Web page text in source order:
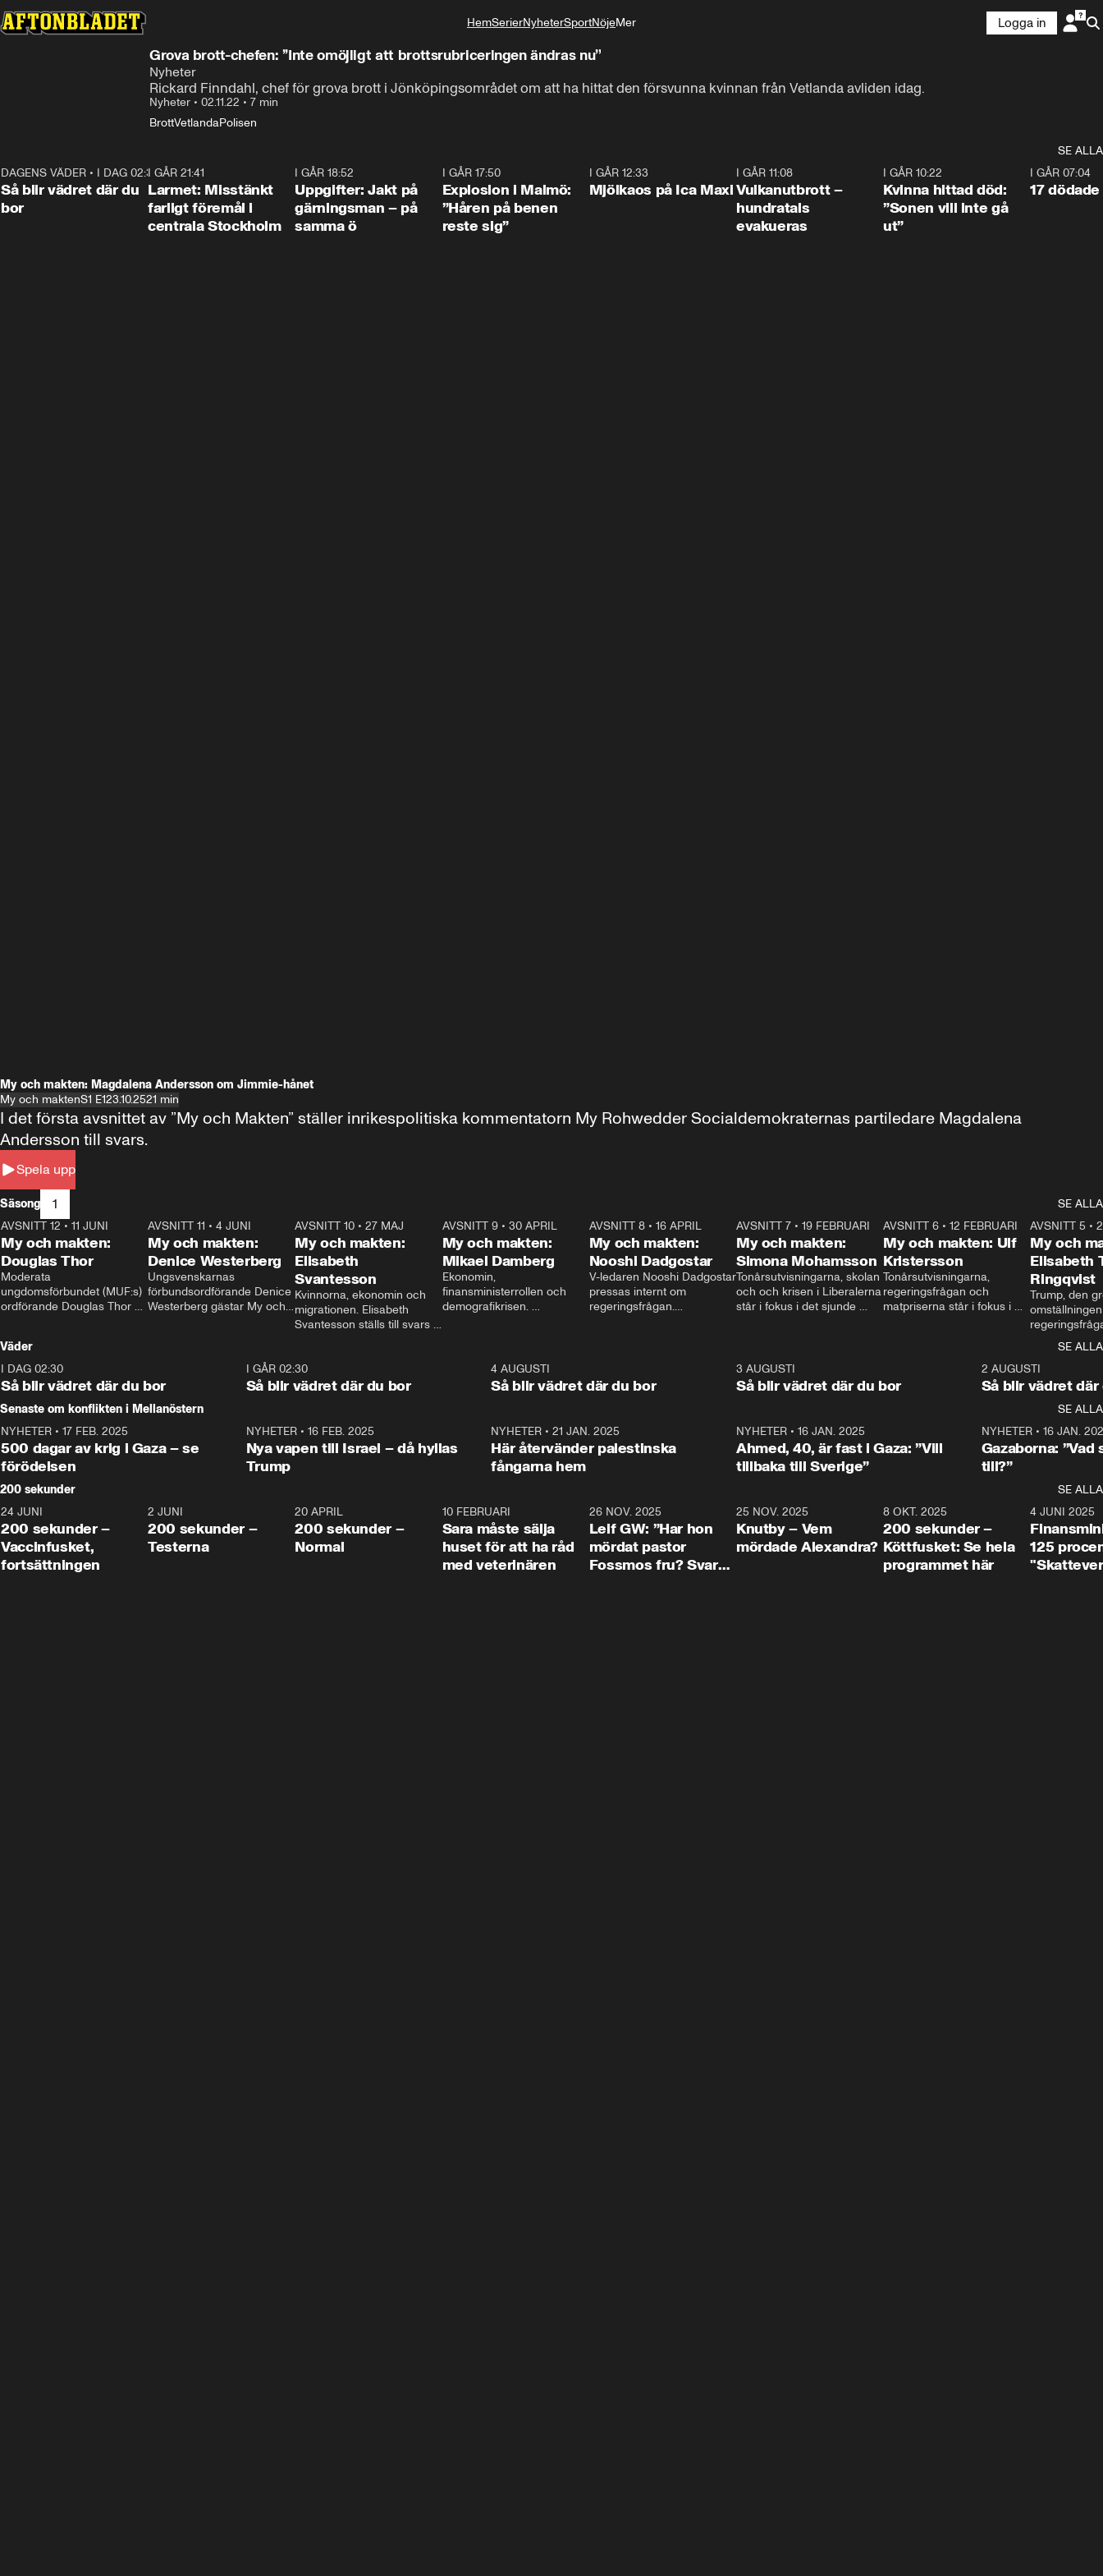
HemSerierNyheterSportNöjeMer
Livsstil
Logga in
Grova brott-chefen: ’’Inte omöjligt att brottsrubriceringen ändras nu’’
Nyheter
Rickard Finndahl, chef för grova brott i Jönköpingsområdet om att ha hittat den försvunna kvinnan från Vetlanda avliden idag.
Nyheter • 02.11.22 • 7 min
BrottVetlandaPolisen
SE ALLA
1:06
DAGENS VÄDER • I DAG 02:30
Så blir vädret där du
bor
I GÅR 21:41
Larmet: Misstänkt
farligt föremål i
centrala Stockholm
I GÅR 18:52
Uppgifter: Jakt på
gärningsman – på
samma ö
I GÅR 17:50
Explosion i Malmö:
”Håren på benen
reste sig”
I GÅR 12:33
Mjölkaos på Ica Maxi
I GÅR 11:08
Vulkanutbrott –
hundratals
evakueras
I GÅR 10:22
Kvinna hittad död:
”Sonen vill inte gå
ut”
I GÅR 07:04
17
My och makten: Magdalena Andersson om Jimmie-hånet
My och maktenS1 E123.10.2521 min
Spela upp
I det första avsnittet av ”My och Makten” ställer inrikespolitiska kommentatorn My Rohwedder Socialdemokraternas partiledare Magdalena
Andersson till svars.
Säsong 1
SE ALLA
26:27
AVSNITT 12 • 11 JUNI
My och makten:
Douglas Thor
Moderata
ungdomsförbundet (MUF:s)
ordförande Douglas Thor
tonårsutvisningarna och hur
Moderaterna ska locka
väljare till valet i höst.
23:40
AVSNITT 11 •4 JUNI
My och makten:
Denice Westerberg
Ungsvenskarnas
förbundsordförande Denice
Westerberg gästar My och
AVSNITT 10 •27 MAJ
My och makten:
Elisabeth
Svantesson
Kvinnorna, ekonomin och
migrationen. Elisabeth
Svantesson ställs till svars
AVSNITT 9• 30 APRIL
My och makten:
Mikael Damberg
Ekonomin,
finansministerrollen och
demografikrisen.
och Makten.
AVSNITT 8• 16 APRIL
My och makten:
Nooshi Dadgostar
V-ledaren Nooshi Dadgostar
pressas internt om
regeringsfrågan.
– Vi ställer upp i val. Ska vi
vara med så sitter vi förstås
24:30
AVSNITT 7• 19 FEBRUARI
My och makten:
Simona Mohamsson
Tonårsutvisningarna, skolan
och och krisen i Liberalerna
står i fokus i det sjunde
kommentator My
Rohwedder ställer
utbildnings- och
Mohamsson till svars.
27:30
AVSNITT 6 •12 FEBRUARI
My och makten: Ulf
Kristersson
Tonårsutvisningarna,
regeringsfrågan och
matpriserna står i fokus i
Rohwedder ställer
statsminister Ulf Kristersson
AVSNITT 5 •
My och
Elisabeth
Ringqvist
Trump, den
centrum i
avsnittet av
Makten”. Se
Aftonbladets
Rohwedder
Thand Ring
Väder
SE ALLA
I DAG 02:30
Så blir vädret där du bor
1:06
I GÅR 02:30
Så blir vädret där du bor
4 AUGUSTI
Så blir vädret där du bor
3 AUGUSTI
Så blir vädret där du bor
2 AUGUSTI
Så blir vädret där
Senaste om konflikten i Mellanöstern
SE ALLA
NYHETER • 17 FEB. 2025
500 dagar av krig i Gaza – se
förödelsen
NYHETER• 16 FEB. 2025
Nya vapen till Israel – då hyllas
Trump
NYHETER •21 JAN. 2025
Här återvänder palestinska
fångarna hem
NYHETER• 16 JAN. 2025
Ahmed, 40, är fast i Gaza: ”Vill
tillbaka till Sverige”
NYHETER• 16 JAN.
Gazaborna:
till?”
200 sekunder
SE ALLA
5:00
24 JUNI
200 sekunder –
Vaccinfusket,
fortsättningen
4:23
2 JUNI
200 sekunder –
Testerna
20 APRIL
200 sekunder –
Normal
10 FEBRUARI
Sara måste sälja
huset för att ha råd
med veterinären
26 NOV. 2025
Leif GW: ”Har hon
mördat pastor
Fossmos fru? Svar
31:05
25 NOV. 2025
Knutby – Vem
mördade Alexandra?
4:29
8 OKT. 2025
200 sekunder –
Köttfusket: Se hela
programmet här
4 JUNI 2025
125